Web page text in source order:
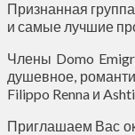
Признанная
и самые лучшие
Члены Domo
душевное,
Filippo Renna и
Приглашаем Вас